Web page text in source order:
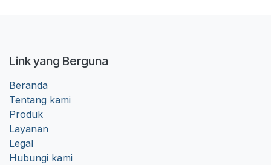
Link yang Berguna
Beranda
Tentang kami
Produk
Layanan
Legal
Hubungi kami